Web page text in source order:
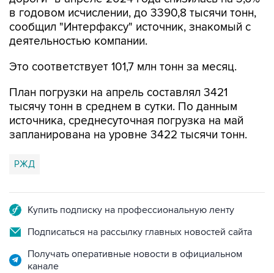
в годовом исчислении, до 3390,8 тысячи тонн,
сообщил "Интерфаксу" источник, знакомый с
деятельностью компании.
Это соответствует 101,7 млн тонн за месяц.
План погрузки на апрель составлял 3421
тысячу тонн в среднем в сутки. По данным
источника, среднесуточная погрузка на май
запланирована на уровне 3422 тысячи тонн.
РЖД
Купить подписку на профессиональную ленту
Подписаться на рассылку главных новостей сайта
Получать оперативные новости в официальном
канале